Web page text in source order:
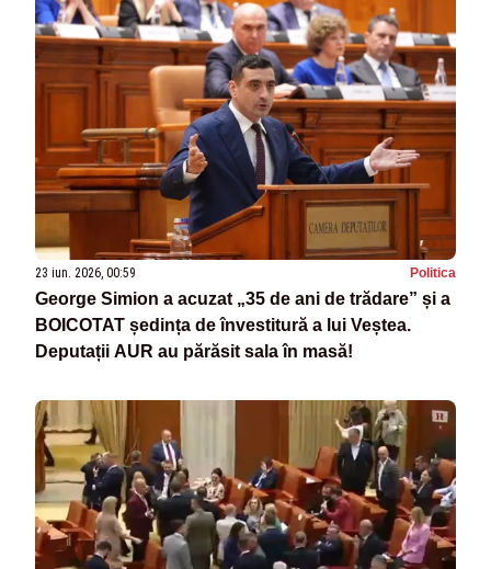
23 iun. 2026, 00:59 Politica
George Simion a acuzat „35 de ani de trădare” și a
BOICOTAT ședința de învestitură a lui Veștea.
Deputații AUR au părăsit sala în masă!